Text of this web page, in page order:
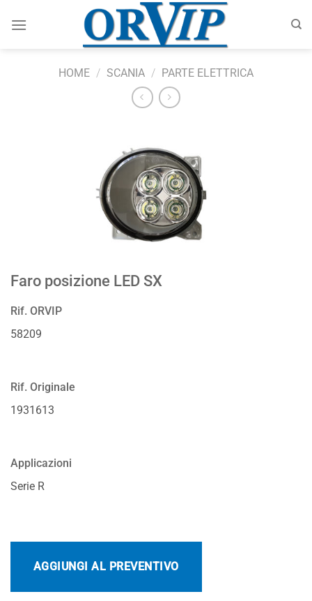
HOME / SCANIA / PARTE ELETTRICA
Faro posizione LED SX
Rif. ORVIP
58209
Rif. Originale
1931613
Applicazioni
Serie R
AGGIUNGI AL PREVENTIVO